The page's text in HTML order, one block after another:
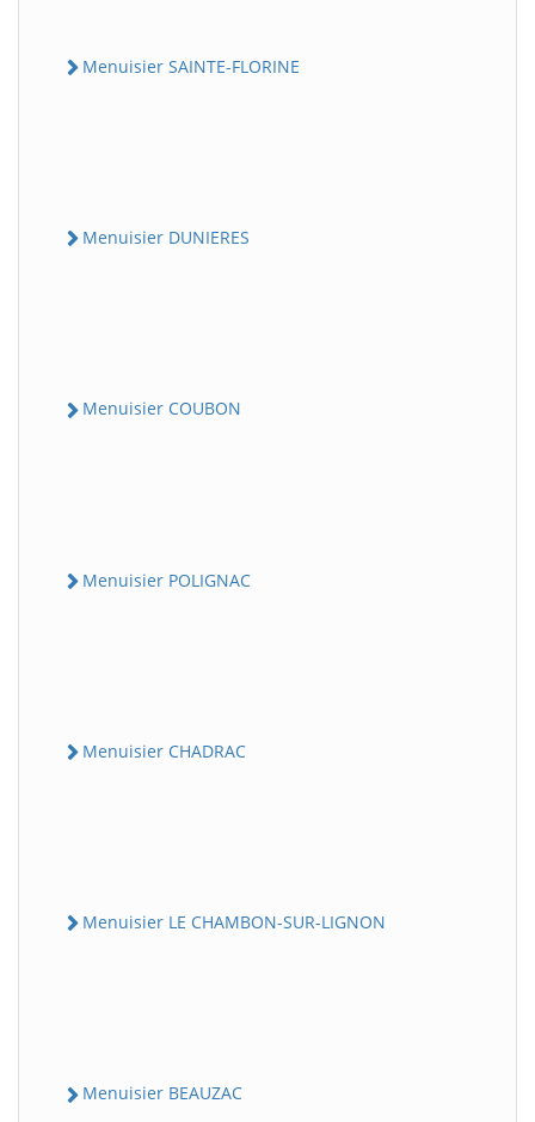
Menuisier SAINTE-FLORINE
Menuisier DUNIERES
Menuisier COUBON
Menuisier POLIGNAC
Menuisier CHADRAC
Menuisier LE CHAMBON-SUR-LIGNON
Menuisier BEAUZAC